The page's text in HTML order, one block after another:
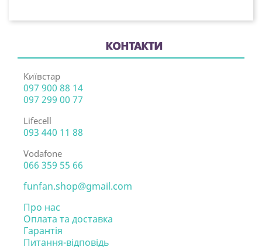
КОНТАКТИ
Київстар
097 900 88 14
097 299 00 77
Lifecell
093 440 11 88
Vodafone
066 359 55 66
funfan.shop@gmail.com
Про нас
Оплата та доставка
Гарантія
Питання-відповідь